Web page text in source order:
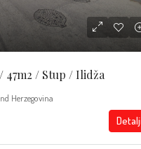
47m2 / Stup / Ilidža
Herzegovina